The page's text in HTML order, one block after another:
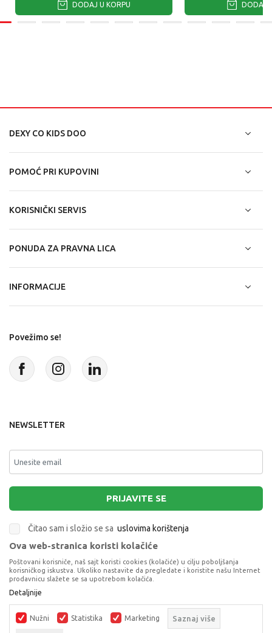
DODAJ U KORPU DODAJ
DEXY CO KIDS DOO
POMOĆ PRI KUPOVINI
KORISNIČKI SERVIS
PONUDA ZA PRAVNA LICA
INFORMACIJE
Povežimo se!
NEWSLETTER
PRIJAVITE SE
Čitao sam i složio se sa uslovima korištenja
Terms of Service
apply.
Ova web-stranica koristi kolačiće
Poštovani korisniče, naš sajt koristi cookies (kolačiće) u cilju poboljšanja
korisničkog iskustva. Ukoliko nastavite da pregledate i koristite našu Internet
prodavnicu slažete se sa upotrebom kolačića.
Detaljnije
Nužni Statistika Marketing Saznaj više